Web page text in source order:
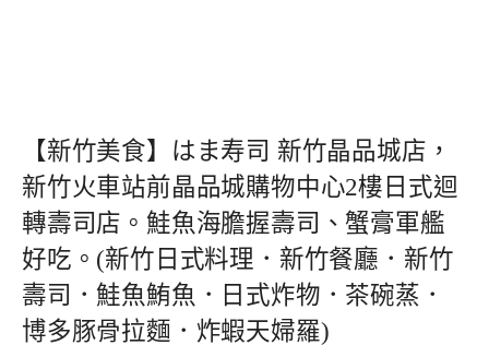
【新竹美食】はま寿司 新竹晶品城店，
新竹火車站前晶品城購物中心2樓日式迴
轉壽司店。鮭魚海膽握壽司、蟹膏軍艦
好吃。(新竹日式料理．新竹餐廳．新竹
壽司．鮭魚鮪魚．日式炸物．茶碗蒸．
博多豚骨拉麵．炸蝦天婦羅)